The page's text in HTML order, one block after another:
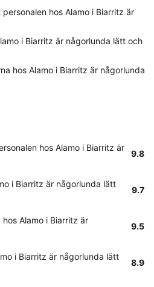
hos Alamo i Biarritz är
i Biarritz är någorlunda lätt och
hos Alamo i Biarritz är någorlunda
hos Alamo i Biarritz är
9.8
i Biarritz är någorlunda lätt
9.7
Alamo i Biarritz är
9.5
i Biarritz är någorlunda lätt
8.9